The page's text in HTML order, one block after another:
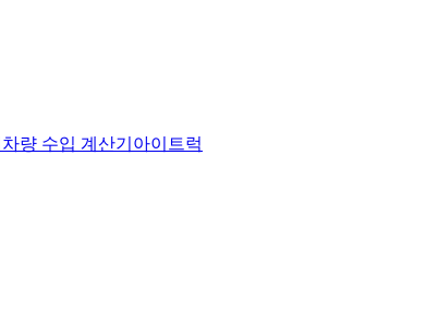
차량 수입 계산기 아이트럭